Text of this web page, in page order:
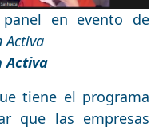
en evento de
Activa
Activa
tiene el programa
que las empresas